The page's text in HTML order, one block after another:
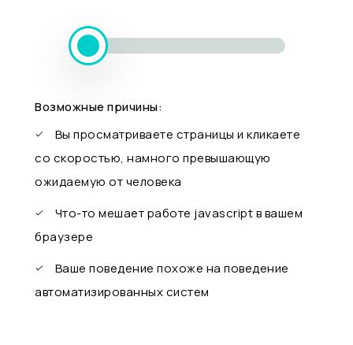
Возможные причины:
Вы просматриваете страницы и кликаете
со скоростью, намного превышающую
ожидаемую от человека
Что-то мешает работе javascript в вашем
браузере
Ваше поведение похоже на поведение
автоматизированных систем